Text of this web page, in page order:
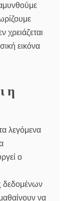
χρειάζεται
εικόνα
η
λεγόμενα
ο
δεδομένων
να